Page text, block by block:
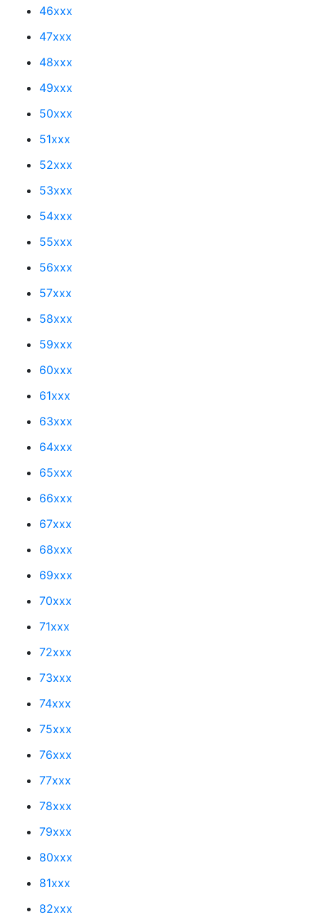
46xxx
47xxx
48xxx
49xxx
50xxx
51xxx
52xxx
53xxx
54xxx
55xxx
56xxx
57xxx
58xxx
59xxx
60xxx
61xxx
63xxx
64xxx
65xxx
66xxx
67xxx
68xxx
69xxx
70xxx
71xxx
72xxx
73xxx
74xxx
75xxx
76xxx
77xxx
78xxx
79xxx
80xxx
81xxx
82xxx